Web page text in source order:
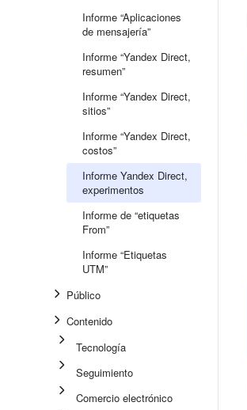
Informe “Aplicaciones
de mensajería”
Informe “Yandex Direct,
resumen”
Informe “Yandex Direct,
sitios”
Informe “Yandex Direct,
costos”
Informe Yandex Direct,
experimentos
Informe de “etiquetas
From”
Informe “Etiquetas
UTM”
Público
Contenido
Tecnología
Seguimiento
Comercio electrónico